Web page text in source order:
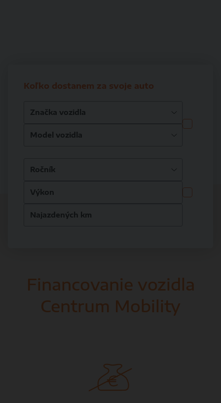
Koľko dostanem za svoje auto
Financovanie vozidla
Centrum Mobility